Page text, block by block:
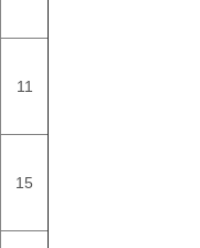
11
15